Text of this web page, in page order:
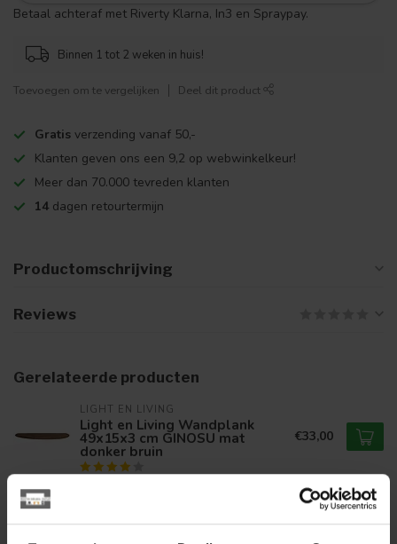
Betaal achteraf met Riverty Klarna, In3 en Spraypay.
Binnen 1 tot 2 weken in huis!
Toevoegen om te vergelijken Deel dit product
Gratis verzending vanaf 50,-
Klanten geven ons een 9,2 op webwinkelkeur!
Meer dan 70.000 tevreden klanten
14 dagen retourtermijn
Productomschrijving
Reviews
Gerelateerde producten
LIGHT EN LIVING
Light en Living Wandplank
49x15x3 cm GINOSU mat
donker bruin
€33,00
Light en Living Wandplank
49x15x3 cm GINOSU olie bruin